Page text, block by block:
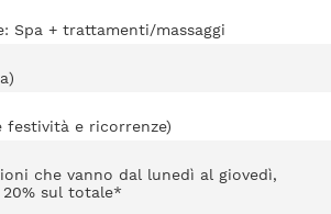
Spa + trattamenti/massaggi
festività e ricorrenze)
che vanno dal lunedì al giovedì,
sul totale*